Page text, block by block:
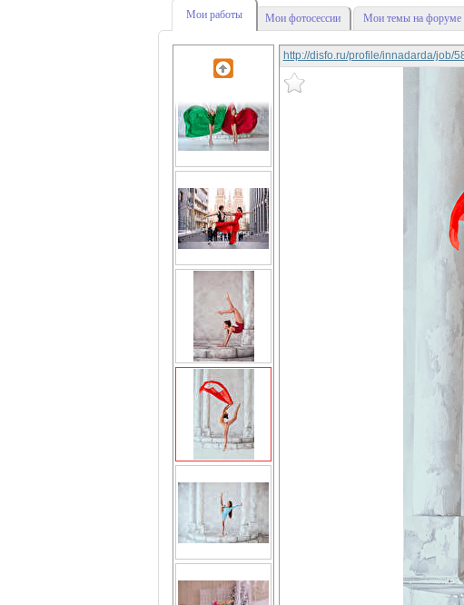
Мои работы Мои фотосессии Мои темы на форуме
http://disfo.ru/profile/innadarda/job/